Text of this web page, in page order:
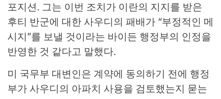
포지션. 그는 이번 조치가 이란의 지지를 받은
후티 반군에 대한 사우디의 패배가 “부정적인 메
시지”를 보낼 것이라는 바이든 행정부의 인정을
반영한 것 같다고 말했다.
미 국무부 대변인은 계약에 동의하기 전에 행정
부가 사우디의 아파치 사용을 검토했는지 묻는